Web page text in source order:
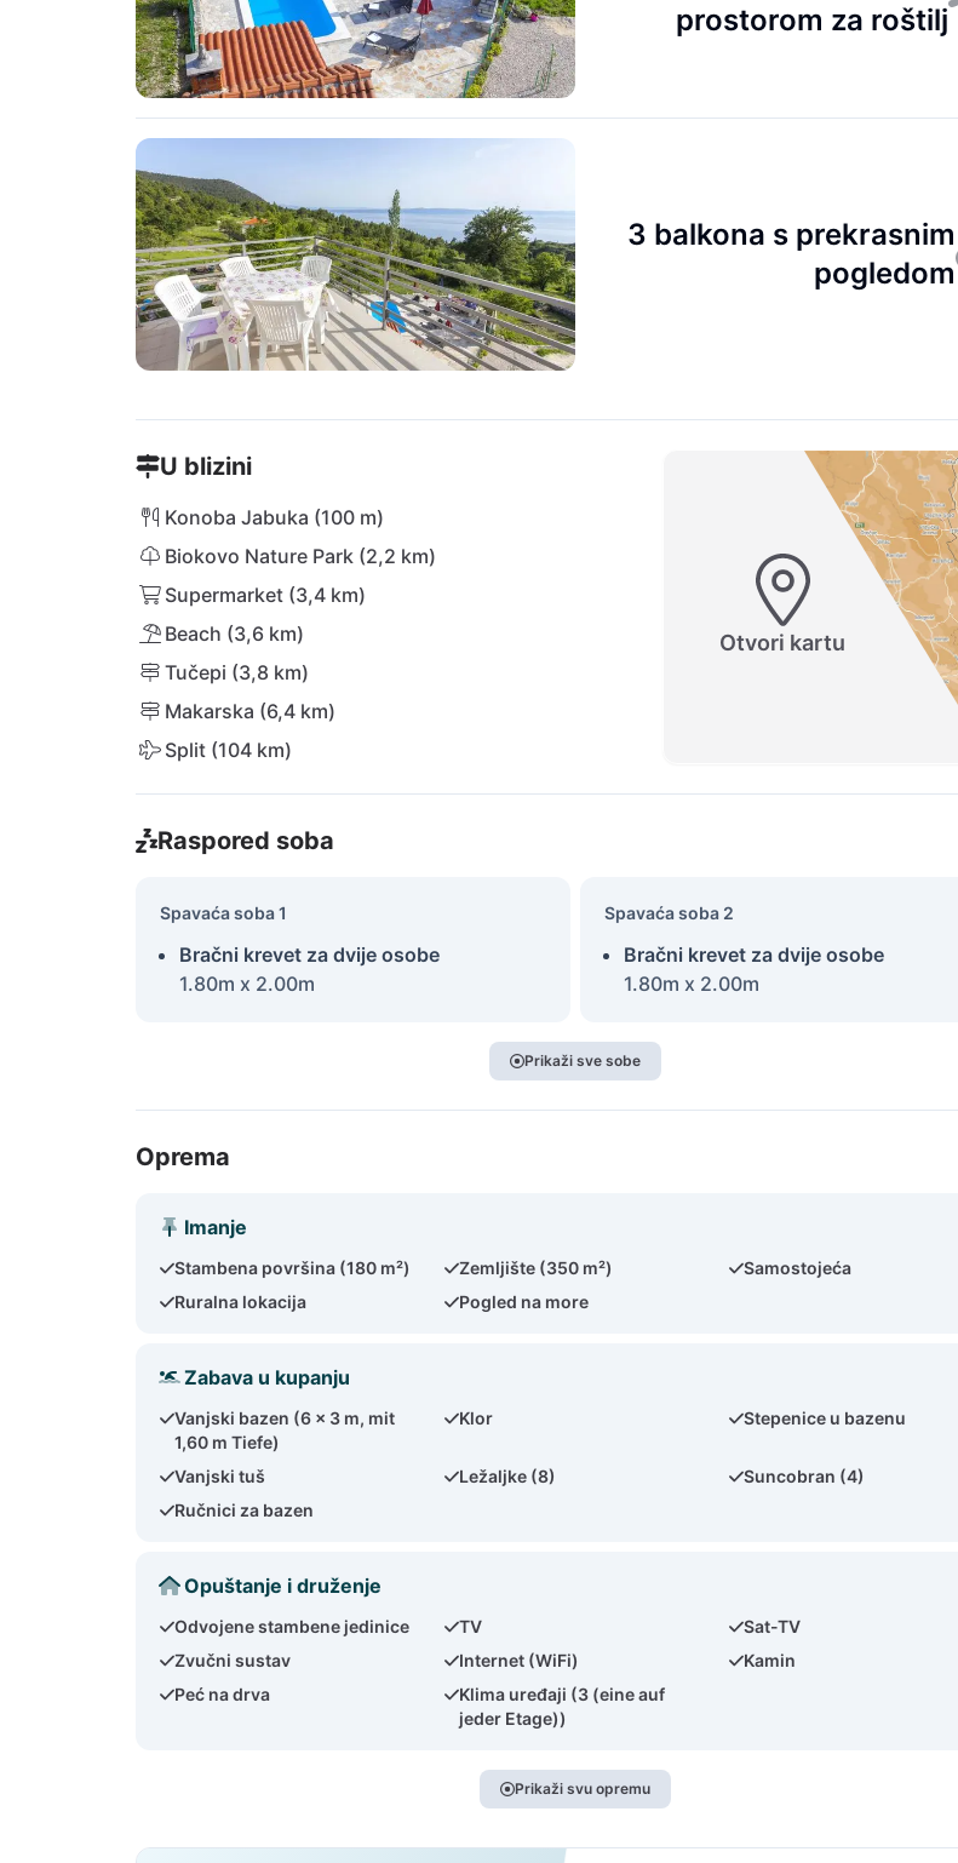
prostorom za roštilj
3 balkona s prekrasnim
pogledom
U blizini
Konoba Jabuka (100 m)
Biokovo Nature Park (2,2 km)
Supermarket (3,4 km)
Beach (3,6 km)
Tučepi (3,8 km)
Makarska (6,4 km)
Split (104 km)
Otvori kartu
Raspored soba
Spavaća soba 1
Bračni krevet za dvije osobe
1.80m x 2.00m
Spavaća soba 2
Bračni krevet za dvije osobe
1.80m x 2.00m
Prikaži sve sobe
Oprema
Imanje
Stambena površina (180 m²) Zemljište (350 m²)
Samostojeća
Ruralna lokacija
Pogled na more
Zabava u kupanju
Vanjski bazen (6 x 3 m, mit
1,60 m Tiefe)
Klor Stepenice u bazenu
Vanjski tuš Ležaljke (8)
Suncobran (4)
Ručnici za bazen
Opuštanje i druženje
Odvojene stambene jedinice TV
Sat-TV
Zvučni sustav
Internet (WiFi)
Kamin
Peć na drva
Klima uređaji (3 (eine auf
jeder Etage))
Prikaži svu opremu